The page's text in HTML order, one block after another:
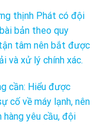
thịnh Phát có đội
bản theo quy
tâm nên bắt được
và xử lý chính xác.
cần: Hiểu được
cố về máy lạnh, nên
yêu cầu, đội